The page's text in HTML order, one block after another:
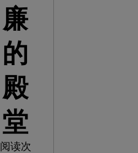
廉
的
殿
堂
阅读次